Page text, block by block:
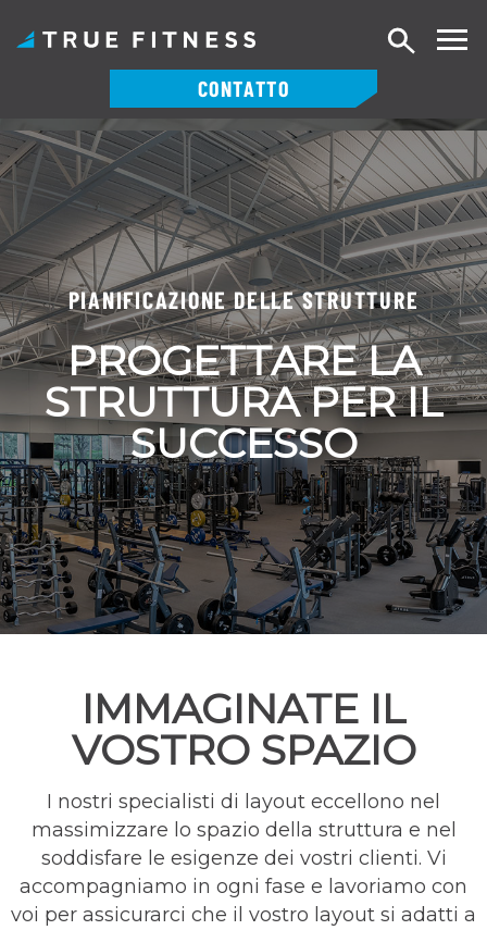
Vai
al
contenuto
CONTATTO
Ricerca
PIANIFICAZIONE DELLE STRUTTURE
PROGETTARE LA
STRUTTURA PER IL
SUCCESSO
IMMAGINATE IL
VOSTRO SPAZIO
I nostri specialisti di layout eccellono nel
massimizzare lo spazio della struttura e nel
soddisfare le esigenze dei vostri clienti. Vi
accompagniamo in ogni fase e lavoriamo con
voi per assicurarci che il vostro layout si adatti a